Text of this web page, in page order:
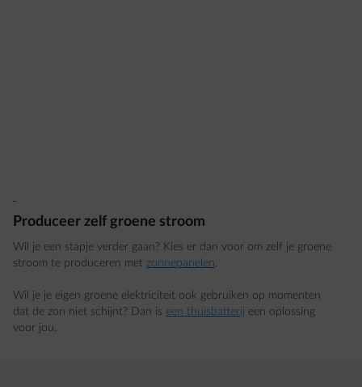
Produceer zelf groene stroom
Wil je een stapje verder gaan? Kies er dan voor om zelf je groene
stroom te produceren met zonnepanelen.
Wil je je eigen groene elektriciteit ook gebruiken op momenten
dat de zon niet schijnt? Dan is een thuisbatterij een oplossing
voor jou.